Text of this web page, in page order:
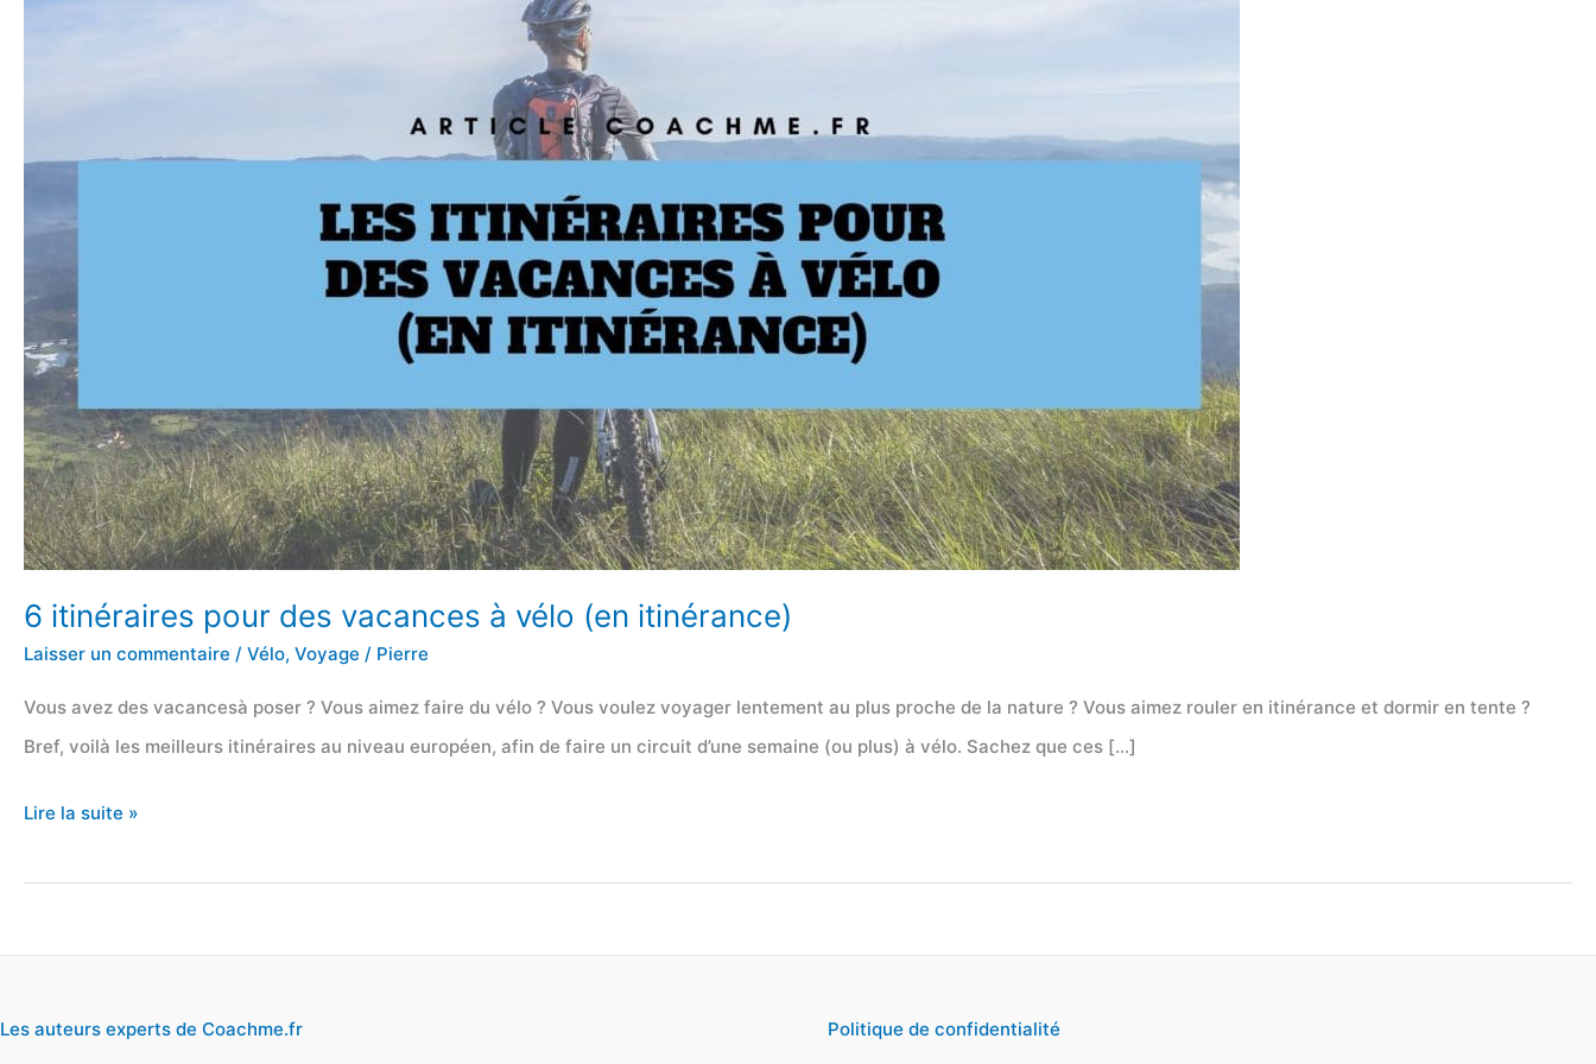
6 itinéraires pour des vacances à vélo (en itinérance)
Laisser un commentaire / Vélo, Voyage / Pierre
Vous avez des vacancesà poser ? Vous aimez faire du vélo ? Vous voulez voyager lentement au plus proche de la nature ? Vous aimez rouler en itinérance et dormir en tente ?
Bref, voilà les meilleurs itinéraires au niveau européen, afin de faire un circuit d’une semaine (ou plus) à vélo. Sachez que ces […]
6
pour
Lire la suite »
Les auteurs experts de Coachme.fr Politique de confidentialité